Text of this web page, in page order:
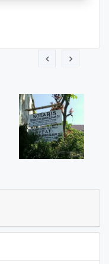
Kantor Notaris dan PPAT
Ivo Marius, SH"
Bumirejo, Mungkid,
Magelang